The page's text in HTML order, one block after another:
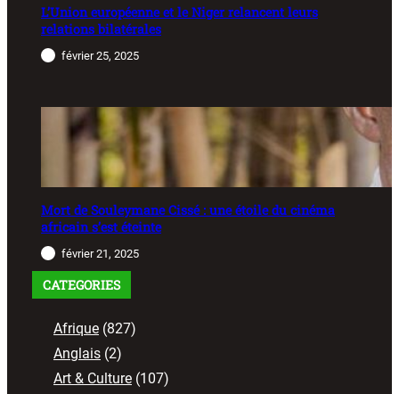
L’Union européenne et le Niger relancent leurs
relations bilatérales
février 25, 2025
Mort de Souleymane Cissé : une étoile du cinéma
africain s’est éteinte
février 21, 2025
CATEGORIES
Afrique (827)
Anglais (2)
Art & Culture (107)